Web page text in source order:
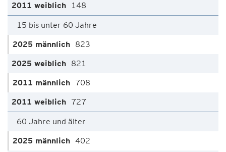
148
15 bis unter 60 Jahre
823
821
708
727
60 Jahre und älter
402